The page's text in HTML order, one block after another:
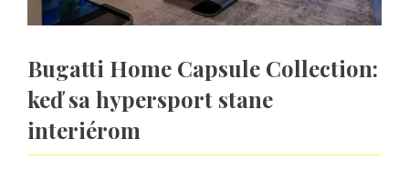
Bugatti Home Capsule Collection:
keď sa hypersport stane
interiérom